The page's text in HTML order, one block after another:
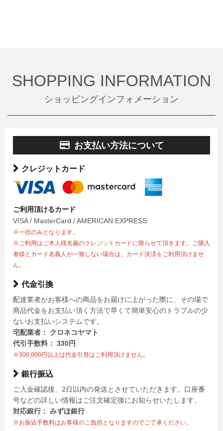
SHOPPING INFORMATION
ショッピングインフォメーション
お支払い方法について
クレジットカード
ご利用頂けるカード
VISA / MasterCard / AMERICAN EXPRESS
※一括のみとなります。
※ご利用はご本人様名義のクレジットカードに限らせて頂きます。ご購入
者様とカード名義人が一致しない場合は、カード決済をご利用頂けませ
ん。
代金引換
配達業者がお客様への商品をお届けに上がった際に、その場で
商品代金をお支払い頂く方法で早くて簡単安心のトラブルの少
ないお支払いシステムです。
宅配業者： クロネコヤマト
代引手数料： 330円
※300,000円以上は代金引替はご利用頂けません。
銀行振込
ご入金確認後、2日以内の発送とさせていただきます。口座番
号などの詳しい情報はご注文確定後にお知らせいたします。
対応銀行： みずほ銀行
※お振込手数料はお客様のご負担となりますのでご了承ください。